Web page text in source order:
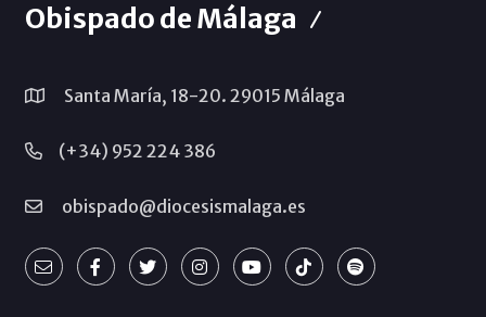
Obispado de Málaga
Santa María, 18-20. 29015 Málaga
(+34) 952 224 386
obispado@diocesismalaga.es